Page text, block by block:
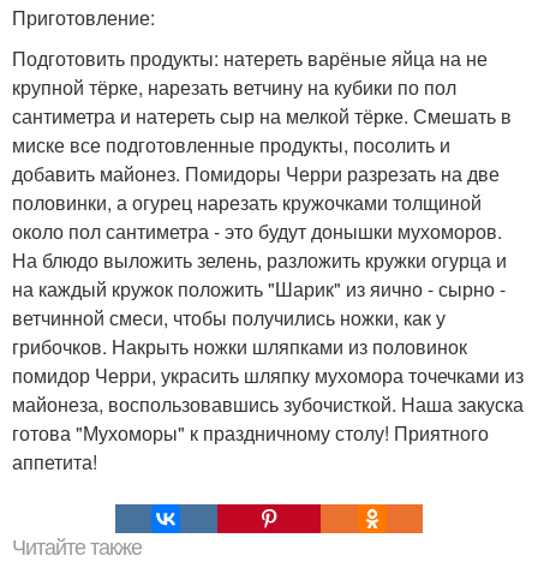
Приготовление:
Подготовить продукты: натереть варёные яйца на не
крупной тёрке, нарезать ветчину на кубики по пол
сантиметра и натереть сыр на мелкой тёрке. Смешать в
миске все подготовленные продукты, посолить и
добавить майонез. Помидоры Черри разрезать на две
половинки, а огурец нарезать кружочками толщиной
около пол сантиметра - это будут донышки мухоморов.
На блюдо выложить зелень, разложить кружки огурца и
на каждый кружок положить "Шарик" из яично - сырно -
ветчинной смеси, чтобы получились ножки, как у
грибочков. Накрыть ножки шляпками из половинок
помидор Черри, украсить шляпку мухомора точечками из
майонеза, воспользовавшись зубочисткой. Наша закуска
готова "Мухоморы" к праздничному столу! Приятного
аппетита!
Читайте также